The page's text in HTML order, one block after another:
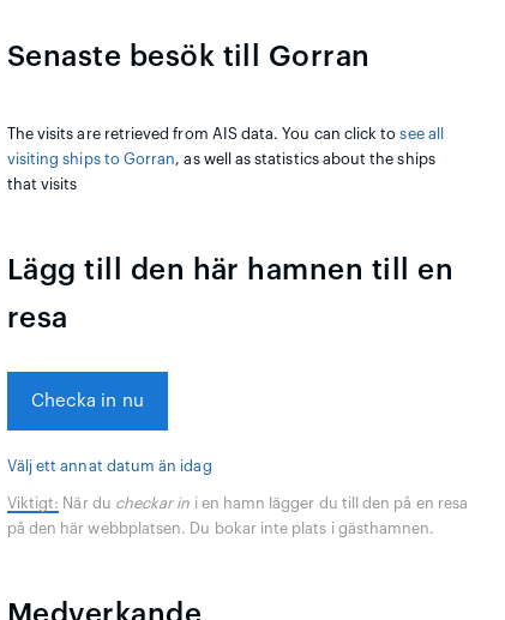
Senaste besök till Gorran
The visits are retrieved from AIS data. You can click tosee all
visiting ships to Gorran, as well as statistics about the ships
that visits
Lägg till den här hamnen till en
resa
Checka in nu
Välj ett annat datum än idag
Viktigt: När du checkar in i en hamn lägger du till den på en resa
på den här webbplatsen. Du bokar inte plats i gästhamnen.
Medverkande